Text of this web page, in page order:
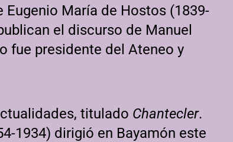
María de Hostos (1839-
el discurso de Manuel
fue presidente del Ateneo y
titulado Chantecler.
1934) dirigió en Bayamón este